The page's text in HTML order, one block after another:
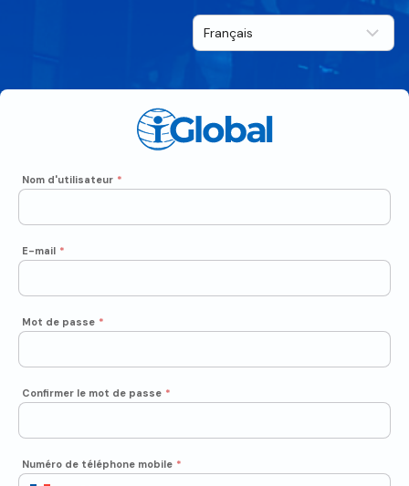
Nom d'utilisateur *
E-mail *
Mot de passe *
Confirmer le mot de passe *
Numéro de téléphone mobile *